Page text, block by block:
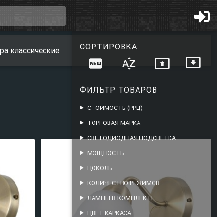
классические СОРТИРОВКА
fiber_new sort_by_alpha present_to_all present_to_all
ФИЛЬТР ТОВАРОВ
play_arrow СТОИМОСТЬ (РРЦ)
play_arrow ТОРГОВАЯ МАРКА
play_arrow СВЕТОДИОДНАЯ ПОДСВЕТКА
play_arrow МОЩНОСТЬ
play_arrow ЦОКОЛЬ
play_arrow КОЛИЧЕСТВО РЕЖИМОВ
play_arrow ЛАМПЫ В КОМПЛЕКТЕ
play_arrow ЦВЕТ КАРКАСА